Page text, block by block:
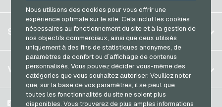
Nous utilisons des cookies pour vous offrir une
expérience optimale sur le site. Cela inclut les cookies
nécessaires au fonctionnement du site et à la gestion de
nos objectifs commerciaux, ainsi que ceux utilisés
uniquement à des fins de statistiques anonymes, de
paramètres de confort ou d´affichage de contenus
personnalisés. Vous pouvez décider vous-même des
catégories que vous souhaitez autoriser. Veuillez noter
que, sur la base de vos paramètres, il se peut que
toutes les fonctionnalités du site ne soient plus
disponibles. Vous trouverez de plus amples informations
Transcash Cartes de paiement
Allemagne (DE)
Allemagne (EN)
France
Italie
Pays-bas
Autriche
S´inscrire
S´inscrire
Mon panier
SERVICE
FAQ
Méthodes de paiement
Conditions generales&Droit de retour
VGO-SHOP
A propos de nous
Facebook